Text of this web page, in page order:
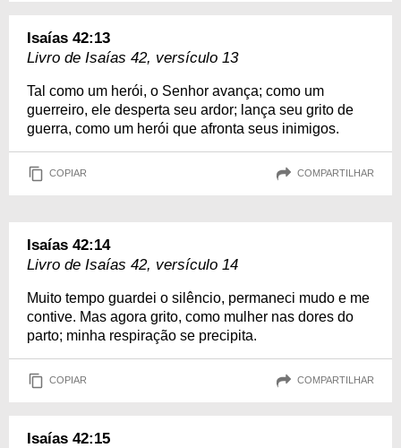
Isaías 42:13
Livro de Isaías 42, versículo 13
Tal como um herói, o Senhor avança; como um
guerreiro, ele desperta seu ardor; lança seu grito de
guerra, como um herói que afronta seus inimigos.
COPIAR COMPARTILHAR
Isaías 42:14
Livro de Isaías 42, versículo 14
Muito tempo guardei o silêncio, permaneci mudo e me
contive. Mas agora grito, como mulher nas dores do
parto; minha respiração se precipita.
COPIAR COMPARTILHAR
Isaías 42:15